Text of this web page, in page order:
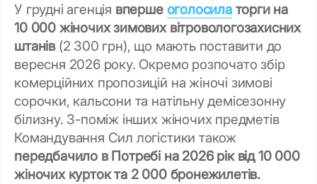
У грудні агенція вперше оголосилаторги на
10 000 жіночих зимових вітровологозахисних
штанів(2 300 грн), що мають поставити до
вересня 2026 року. Окремо розпочато збір
комерційних пропозицій на жіночі зимові
сорочки, кальсони та натільну демісезонну
білизну. З-поміж інших жіночих предметів
Командування Сил логістики також
передбачило в Потребі на 2026 рік від 10 000
жіночих курток та 2 000 бронежилетів.